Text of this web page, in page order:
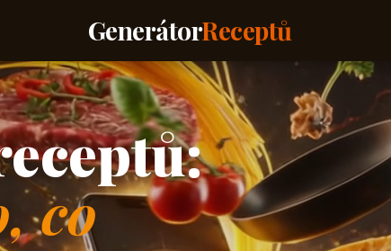
GenerátorReceptů
co